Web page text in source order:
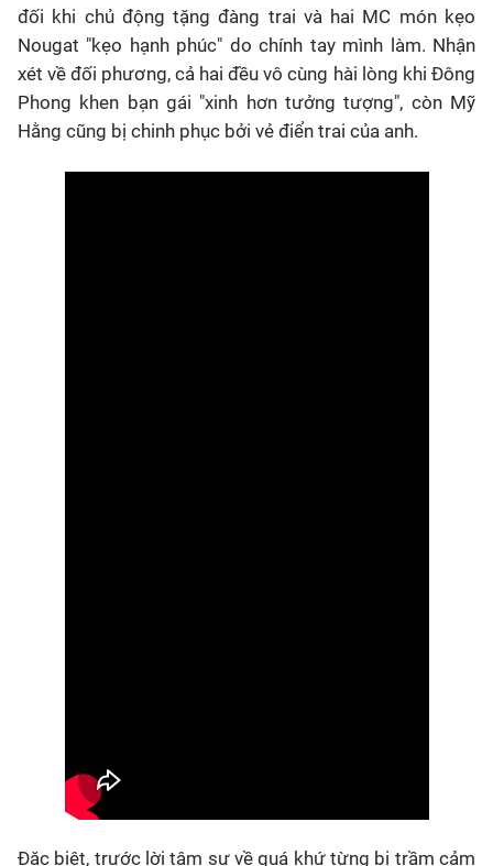
đối khi chủ động tặng đàng trai và hai MC món kẹo
Nougat "kẹo hạnh phúc" do chính tay mình làm. Nhận
xét về đối phương, cả hai đều vô cùng hài lòng khi Đông
Phong khen bạn gái "xinh hơn tưởng tượng", còn Mỹ
Hằng cũng bị chinh phục bởi vẻ điển trai của anh.
Đặc biệt, trước lời tâm sự về quá khứ từng bị trầm cảm